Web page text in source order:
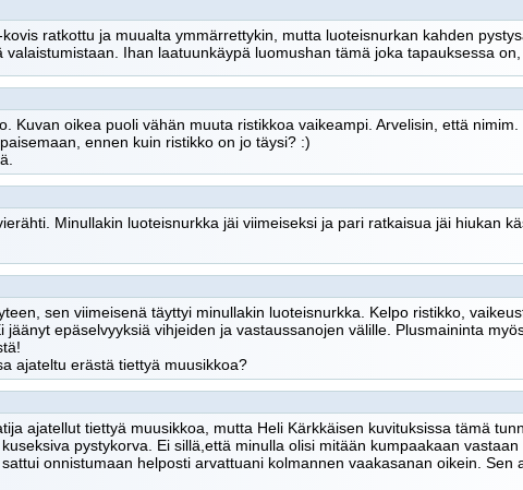
ratkottu ja muualta ymmärrettykin, mutta luoteisnurkan kahden
valaistumistaan. Ihan laatuunkäypä luomushan tämä joka tapauksessa
Kuvan oikea puoli vähän muuta ristikkoa vaikeampi. Arvelisin, että
ennen kuin ristikko on jo täysi? :)
Minullakin luoteisnurkka jäi viimeiseksi ja pari ratkaisua jäi hiukan
sen viimeisenä täyttyi minullakin luoteisnurkka. Kelpo ristikko,
jäänyt epäselvyyksiä vihjeiden ja vastaussanojen välille. Plusmaininta
ajateltu erästä tiettyä muusikkoa?
ajatellut tiettyä muusikkoa, mutta Heli Kärkkäisen kuvituksissa tämä
pystykorva. Ei sillä,että minulla olisi mitään kumpaakaan vastaan
onnistumaan helposti arvattuani kolmannen vaakasanan oikein. Sen